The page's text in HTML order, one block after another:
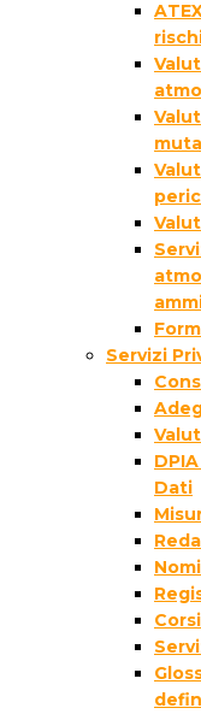
Servizi
Dati